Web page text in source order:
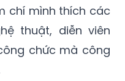
chí mình thích các
thuật, diễn viên
chức mà công